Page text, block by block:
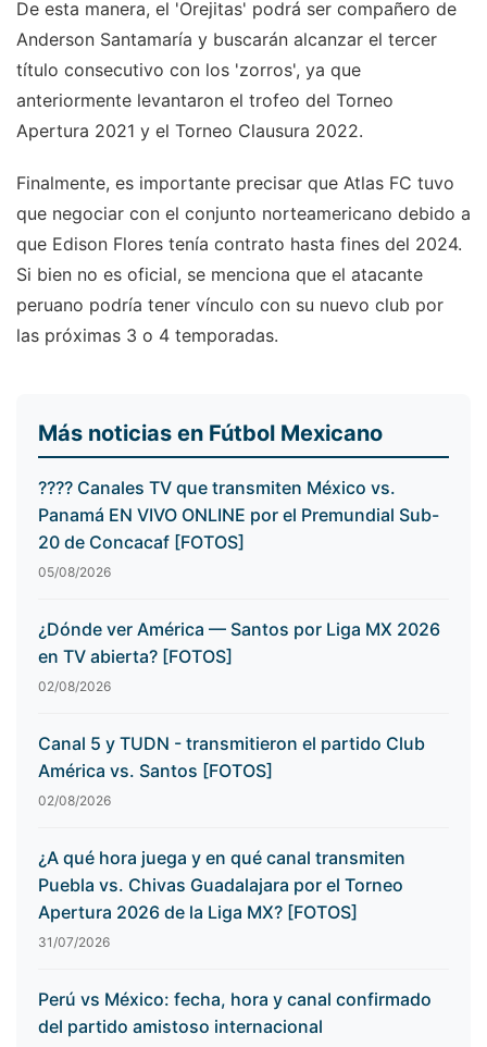
De esta manera, el 'Orejitas' podrá ser compañero de
Anderson Santamaría y buscarán alcanzar el tercer
título consecutivo con los 'zorros', ya que
anteriormente levantaron el trofeo del Torneo
Apertura 2021 y el Torneo Clausura 2022.
Finalmente, es importante precisar que Atlas FC tuvo
que negociar con el conjunto norteamericano debido a
que Edison Flores tenía contrato hasta fines del 2024.
Si bien no es oficial, se menciona que el atacante
peruano podría tener vínculo con su nuevo club por
las próximas 3 o 4 temporadas.
Más noticias en Fútbol Mexicano
???? Canales TV que transmiten México vs.
Panamá EN VIVO ONLINE por el Premundial Sub-
20 de Concacaf [FOTOS]
05/08/2026
¿Dónde ver América — Santos por Liga MX 2026
en TV abierta? [FOTOS]
02/08/2026
Canal 5 y TUDN - transmitieron el partido Club
América vs. Santos [FOTOS]
02/08/2026
¿A qué hora juega y en qué canal transmiten
Puebla vs. Chivas Guadalajara por el Torneo
Apertura 2026 de la Liga MX? [FOTOS]
31/07/2026
Perú vs México: fecha, hora y canal confirmado
del partido amistoso internacional